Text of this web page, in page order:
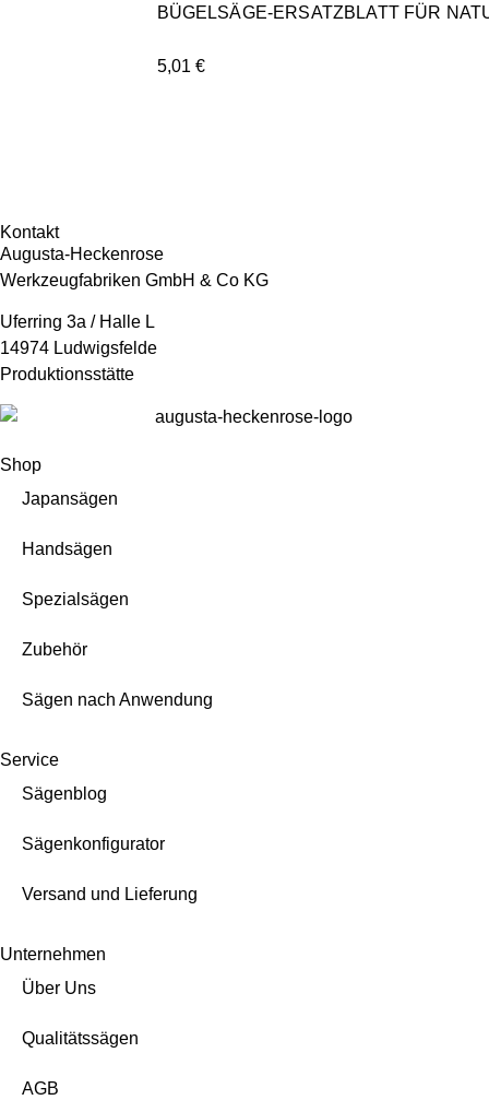
BÜGELSÄGE-ERSATZBLATT FÜR
5,01 €
Kontakt
Augusta-Heckenrose
Werkzeugfabriken GmbH & Co KG
Uferring 3a / Halle L
14974 Ludwigsfelde
Produktionsstätte
Shop
Japansägen
Handsägen
Spezialsägen
Zubehör
Sägen nach Anwendung
Service
Sägenblog
Sägenkonfigurator
Versand und Lieferung
Unternehmen
Über Uns
Qualitätssägen
AGB